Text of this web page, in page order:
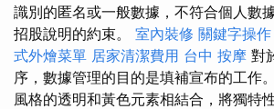
識別的匿名或一般數據，不符合個人數
招股說明的約束。 室內裝修 關鍵字操作
式外燴菜單 居家清潔費用 台中 按摩 對
序，數據管理的目的是填補宣布的工作
風格的透明和黃色元素相結合，將獨特